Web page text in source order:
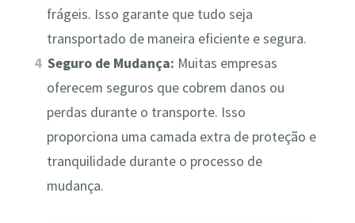
frágeis. Isso garante que tudo seja
transportado de maneira eficiente e segura.
Seguro de Mudança: Muitas empresas
oferecem seguros que cobrem danos ou
perdas durante o transporte. Isso
proporciona uma camada extra de proteção e
tranquilidade durante o processo de
mudança.